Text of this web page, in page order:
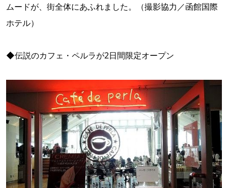
ムードが、街全体にあふれました。（撮影協力／函館国際
ホテル）
◆伝説のカフェ・ペルラが2日間限定オープン